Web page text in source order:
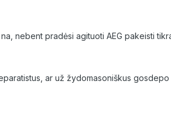
nebent pradėsi agituoti AEG pakeisti
ar už žydomasoniškus gosdepo